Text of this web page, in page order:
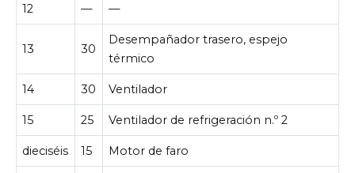
12 — —
13 30
Desempañador trasero, espejo
térmico
14 30 Ventilador
15 25 Ventilador de refrigeración n.º 2
dieciséis 15 Motor de faro